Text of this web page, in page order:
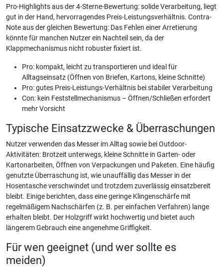
Pro-Highlights aus der 4-Sterne-Bewertung: solide Verarbeitung, liegt
gut in der Hand, hervorragendes Preis-Leistungsverhältnis. Contra-
Note aus der gleichen Bewertung: Das Fehlen einer Arretierung
könnte für manchen Nutzer ein Nachteil sein, da der
Klappmechanismus nicht robuster fixiert ist.
Pro: kompakt, leicht zu transportieren und ideal für
Alltagseinsatz (Öffnen von Briefen, Kartons, kleine Schnitte)
Pro: gutes Preis-Leistungs-Verhältnis bei stabiler Verarbeitung
Con: kein Feststellmechanismus – Öffnen/Schließen erfordert
mehr Vorsicht
Typische Einsatzzwecke & Überraschungen
Nutzer verwenden das Messer im Alltag sowie bei Outdoor-
Aktivitäten: Brotzeit unterwegs, kleine Schnitte in Garten- oder
Kartonarbeiten, Öffnen von Verpackungen und Paketen. Eine häufig
genutzte Überraschung ist, wie unauffällig das Messer in der
Hosentasche verschwindet und trotzdem zuverlässig einsatzbereit
bleibt. Einige berichten, dass eine geringe Klingenschärfe mit
regelmäßigem Nachschärfen (z. B. per einfachen Verfahren) lange
erhalten bleibt. Der Holzgriff wirkt hochwertig und bietet auch
längerem Gebrauch eine angenehme Griffigkeit.
Für wen geeignet (und wer sollte es
meiden)